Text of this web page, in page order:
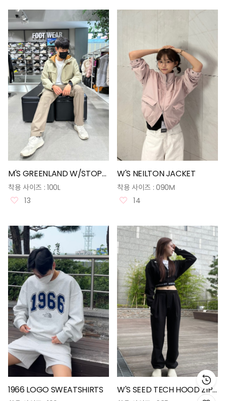
M'S GREENLAND W/STOPPER JACKET
착용 사이즈 : 100L
13
W'S NEILTON JACKET
착용 사이즈 : 090M
14
1966 LOGO SWEATSHIRTS W'S SEED TECH HOOD ZIP UP